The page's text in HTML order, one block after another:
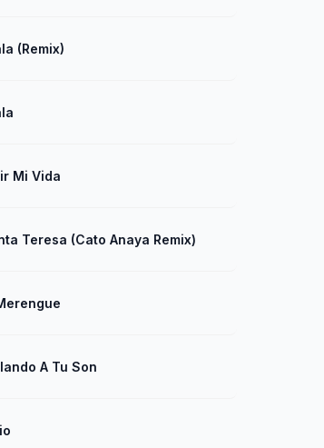
(Remix)
Mi Vida
Teresa (Cato Anaya Remix)
A Tu Son